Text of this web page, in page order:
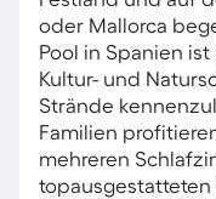
oder Mallorca
Pool in Spanien
Kultur- und
Strände
Familien
mehreren
topausgestatteten